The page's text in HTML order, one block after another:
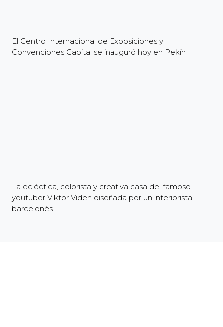
El Centro Internacional de Exposiciones y
Convenciones Capital se inauguró hoy en Pekín
La ecléctica, colorista y creativa casa del famoso
youtuber Viktor Viden diseñada por un interiorista
barcelonés